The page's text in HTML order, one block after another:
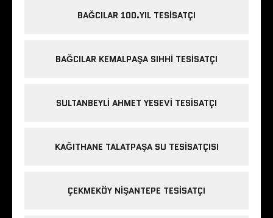
BAĞCILAR 100.YIL TESISATÇI
BAĞCILAR KEMALPAŞA SIHHI TESISATÇI
SULTANBEYLI AHMET YESEVI TESISATÇI
KAĞITHANE TALATPAŞA SU TESISATÇISI
ÇEKMEKÖY NIŞANTEPE TESISATÇI